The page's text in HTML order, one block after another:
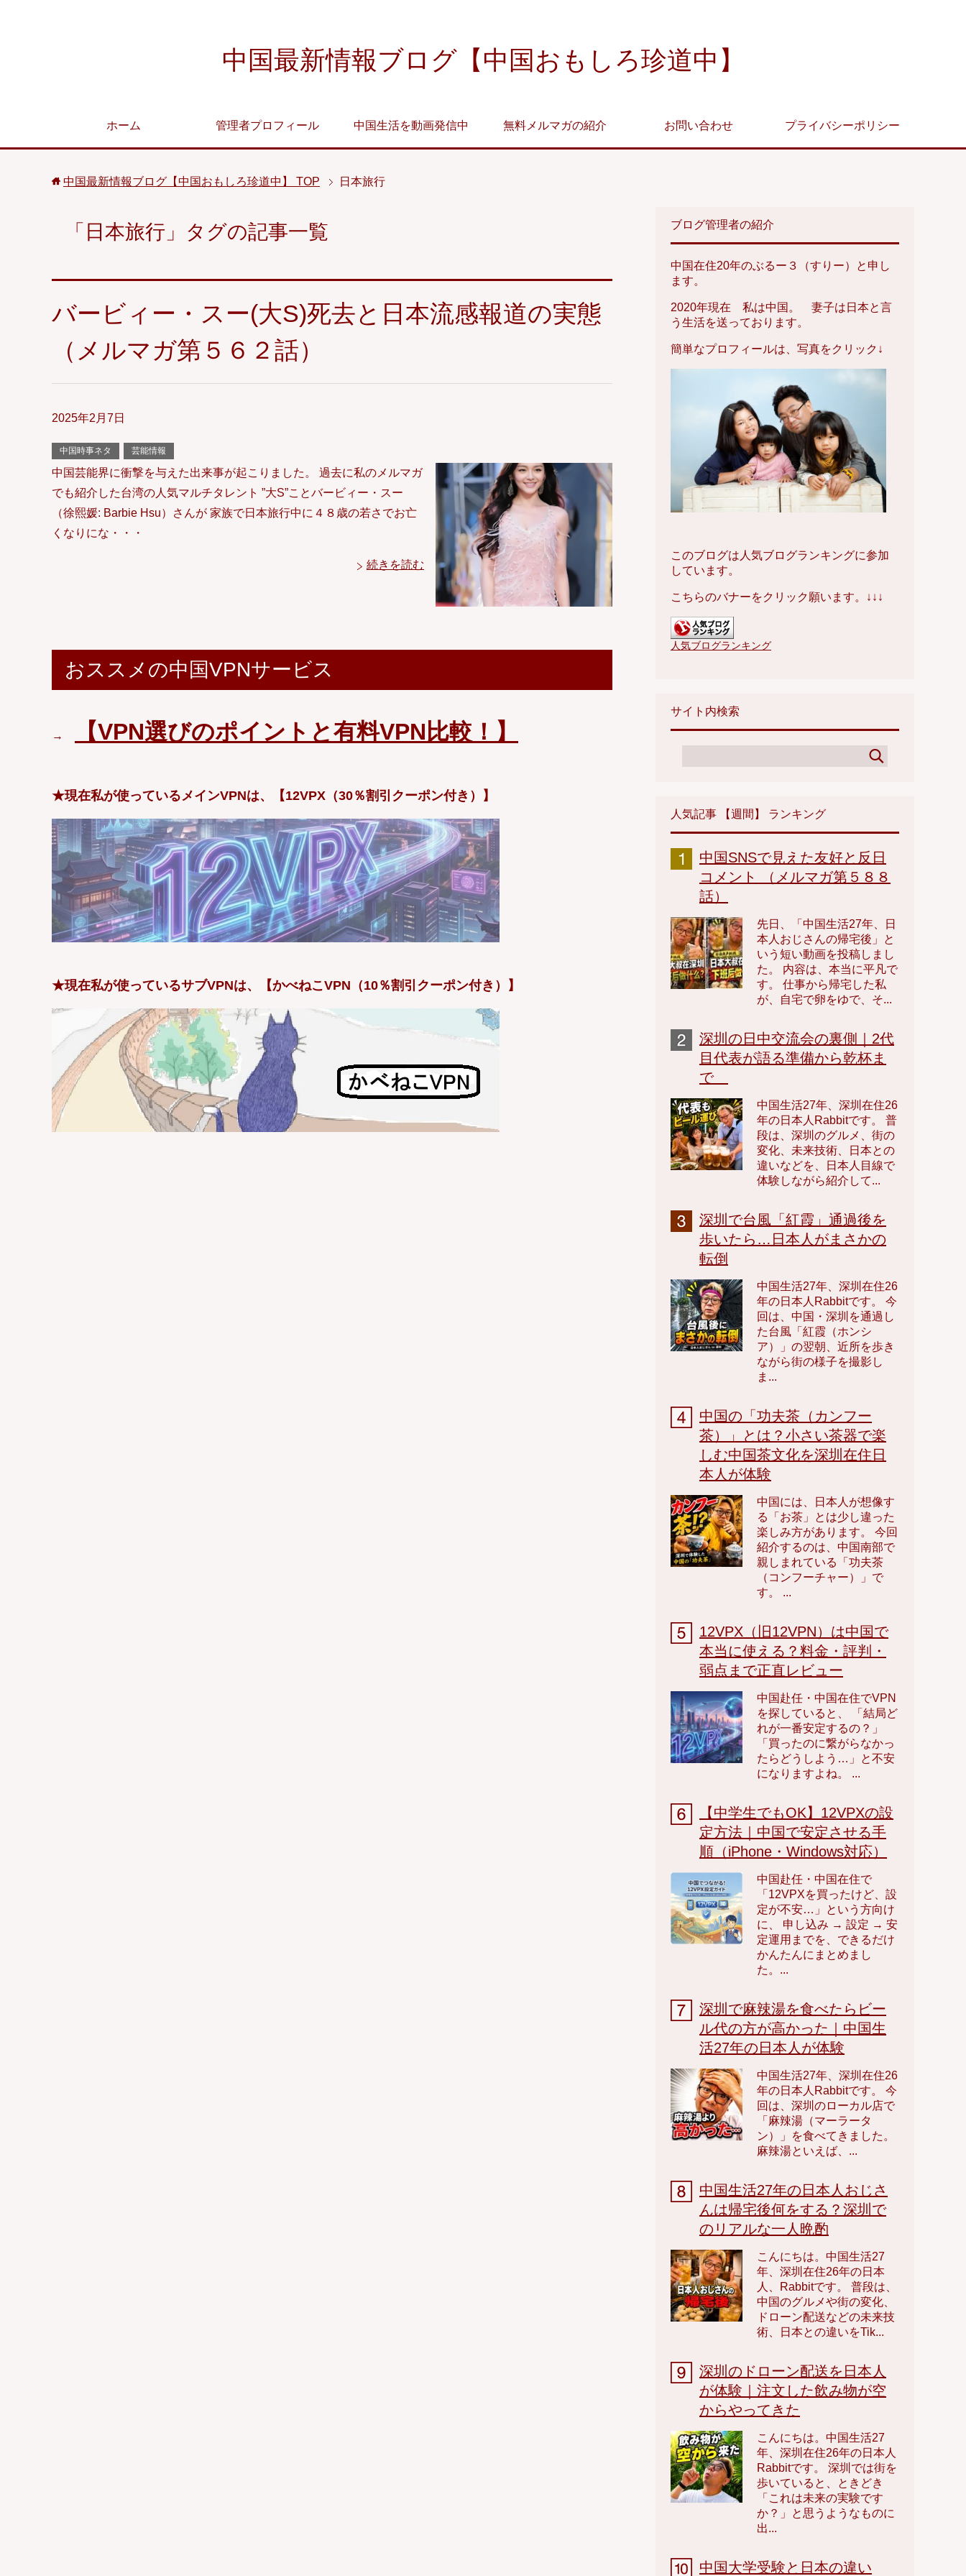
中国最新情報ブログ【中国おもしろ珍道中】
ホーム 管理者プロフィール 中国生活を動画発信中 無料メルマガの紹介 お問い合わせ プライバシーポリシー
中国最新情報ブログ【中国おもしろ珍道中】 TOP 日本旅行
「日本旅行」タグの記事一覧
バービィー・スー(大S)死去と日本流感報道の実態
（メルマガ第５６２話）
2025年2月7日
中国時事ネタ 芸能情報
中国芸能界に衝撃を与えた出来事が起こりました。 過去に私のメルマガ
でも紹介した台湾の人気マルチタレント ”大S”ことバービィー・スー
（徐熙媛: Barbie Hsu）さんが 家族で日本旅行中に４８歳の若さでお亡
くなりにな・・・
続きを読む
おススメの中国VPNサービス
→ 【VPN選びのポイントと有料VPN比較！】
★現在私が使っているメインVPNは、【12VPX（30％割引クーポン付き）】
★現在私が使っているサブVPNは、【かべねこVPN（10％割引クーポン付き）】
ブログ管理者の紹介
中国在住20年のぶるー３（すりー）と申し
ます。
2020年現在 私は中国。 妻子は日本と言
う生活を送っております。
簡単なプロフィールは、写真をクリック↓
このブログは人気ブログランキングに参加
しています。
こちらのバナーをクリック願います。↓↓↓
人気ブログランキング
サイト内検索
人気記事 【週間】 ランキング
中国SNSで見えた友好と反日
コメント （メルマガ第５８８
話）
先日、「中国生活27年、日
本人おじさんの帰宅後」と
いう短い動画を投稿しまし
た。 内容は、本当に平凡で
す。 仕事から帰宅した私
が、自宅で卵をゆで、そ...
深圳の日中交流会の裏側｜2代
目代表が語る準備から乾杯ま
で
中国生活27年、深圳在住26
年の日本人Rabbitです。 普
段は、深圳のグルメ、街の
変化、未来技術、日本との
違いなどを、日本人目線で
体験しながら紹介して...
深圳で台風「紅霞」通過後を
歩いたら…日本人がまさかの
転倒
中国生活27年、深圳在住26
年の日本人Rabbitです。 今
回は、中国・深圳を通過し
た台風「紅霞（ホンシ
ア）」の翌朝、近所を歩き
ながら街の様子を撮影し
ま...
中国の「功夫茶（カンフー
茶）」とは？小さい茶器で楽
しむ中国茶文化を深圳在住日
本人が体験
中国には、日本人が想像す
る「お茶」とは少し違った
楽しみ方があります。 今回
紹介するのは、中国南部で
親しまれている「功夫茶
（コンフーチャー）」で
す。 ...
12VPX（旧12VPN）は中国で
本当に使える？料金・評判・
弱点まで正直レビュー
中国赴任・中国在住でVPN
を探していると、 「結局ど
れが一番安定するの？」
「買ったのに繋がらなかっ
たらどうしよう…」と不安
になりますよね。 ...
【中学生でもOK】12VPXの設
定方法｜中国で安定させる手
順（iPhone・Windows対応）
中国赴任・中国在住で
「12VPXを買ったけど、設
定が不安…」という方向け
に、 申し込み → 設定 → 安
定運用までを、できるだけ
かんたんにまとめまし
た。...
深圳で麻辣湯を食べたらビー
ル代の方が高かった｜中国生
活27年の日本人が体験
中国生活27年、深圳在住26
年の日本人Rabbitです。 今
回は、深圳のローカル店で
「麻辣湯（マーラータ
ン）」を食べてきました。
麻辣湯といえば、...
中国生活27年の日本人おじさ
んは帰宅後何をする？深圳で
のリアルな一人晩酌
こんにちは。中国生活27
年、深圳在住26年の日本
人、Rabbitです。 普段は、
中国のグルメや街の変化、
ドローン配送などの未来技
術、日本との違いをTik...
深圳のドローン配送を日本人
が体験｜注文した飲み物が空
からやってきた
こんにちは。中国生活27
年、深圳在住26年の日本人
Rabbitです。 深圳では街を
歩いていると、ときどき
「これは未来の実験です
か？」と思うようなものに
出...
中国大学受験と日本の違い